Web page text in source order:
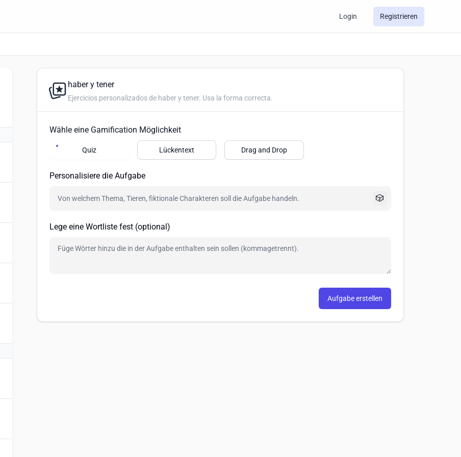
Login Registrieren
haber y tener
Ejercicios personalizados de haber y tener. Usa la forma correcta.
Wähle eine Gamification Möglichkeit
Quiz Lückentext Drag and Drop
Personalisiere die Aufgabe
🎲
Lege eine Wortliste fest (optional)
Aufgabe erstellen